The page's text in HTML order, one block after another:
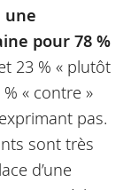
une
pour 78 %
23 % « plutôt
« contre »
pas.
sont très
d’une